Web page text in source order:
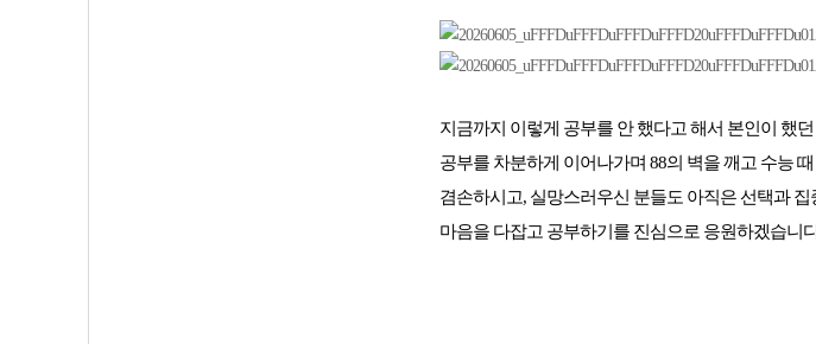
지금까지 이렇게 공부를 안 했다고 해서 본인이 했
공부를 차분하게 이어나가며 88의 벽을 깨고 수능
겸손하시고, 실망스러우신 분들도 아직은 선택과
마음을 다잡고 공부하기를 진심으로 응원하겠습니